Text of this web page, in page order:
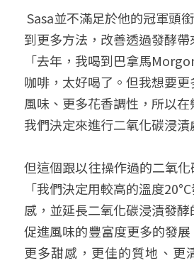
到更多方法，改善透過發酵帶
「去年，我喝到巴拿馬
咖啡，太好喝了。但我想要
風味、更多花香調性，所以在
我們決定來進行二氧化碳浸漬
但這個跟以往操作過的二氧化
「我們決定用較高的溫度
感，並延長二氧化碳浸漬發酵
促進風味的豐富度更多的發
更多甜感，更佳的質地、更